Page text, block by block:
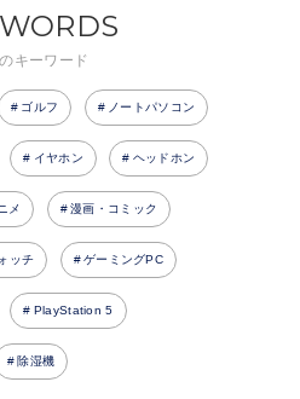
キーワード
ゴルフ ノートパソコン
イヤホン ヘッドホン
メ 漫画・コミック
ッチ ゲーミングPC
PlayStation 5
除湿機